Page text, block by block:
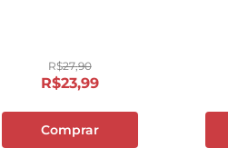
R$27,90
R$23,99
Comprar